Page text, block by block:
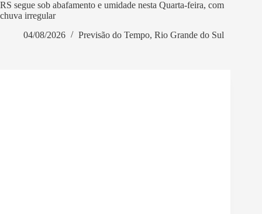
RS segue sob abafamento e umidade nesta Quarta-feira, com
chuva irregular
04/08/2026
Previsão do Tempo, Rio Grande do Sul